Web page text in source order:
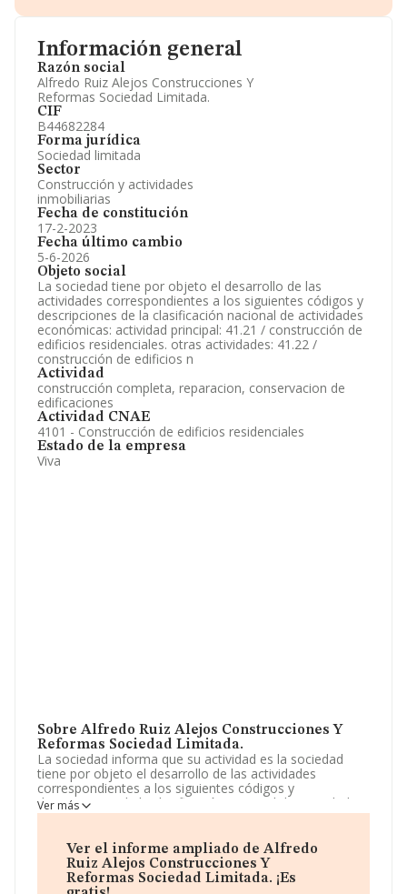
Información general
Razón social
Alfredo Ruiz Alejos Construcciones Y
Reformas Sociedad Limitada.
CIF
B44682284
Forma jurídica
Sociedad limitada
Sector
Construcción y actividades
inmobiliarias
Fecha de constitución
17-2-2023
Fecha último cambio
5-6-2026
Objeto social
La sociedad tiene por objeto el desarrollo de las
actividades correspondientes a los siguientes códigos y
descripciones de la clasificación nacional de actividades
económicas: actividad principal: 41.21 / construcción de
edificios residenciales. otras actividades: 41.22 /
construcción de edificios n
Actividad
construcción completa, reparacion, conservacion de
edificaciones
Actividad CNAE
4101 - Construcción de edificios residenciales
Estado de la empresa
Viva
Sobre Alfredo Ruiz Alejos Construcciones Y
Reformas Sociedad Limitada.
La sociedad informa que su actividad es la sociedad
tiene por objeto el desarrollo de las actividades
correspondientes a los siguientes códigos y
descripciones de la clasificación nacional de actividades
económicas: actividad principal: 41.21 / construcción de
construcción de edificios n. La sociedad está inscrita en
el Registro Mercantil como Sociedad Limitada. Su CNAE
corresponde a 4101 con código '%cnae%'. No realiza
actividad de importación y/o exportación.
Ver más
Ver el informe ampliado de Alfredo
Ruiz Alejos Construcciones Y
Reformas Sociedad Limitada. ¡Es
Accionistas.
Artículos de prensa publicados sobre la empresa.
Información oficial y registral complementaria.